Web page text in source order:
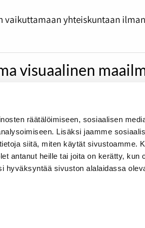
räätälöimiseen, sosiaalisen
Lisäksi jaamme
siitä, miten käytät sivustoamme.
antanut heille tai joita on kerätty, kun
hyväksyntää sivuston alalaidassa
yhteiskuntaan ilman
visuaalinen
kulkee inspiraation ja